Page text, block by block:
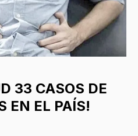
33 CASOS DE
EN EL PAÍS!